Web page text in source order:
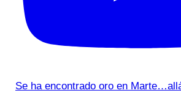
Se ha encontrado oro en